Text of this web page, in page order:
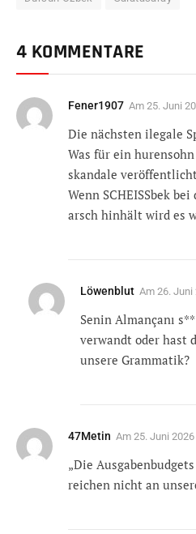
4 KOMMENTARE
Fener1907 Am 25. Juni
Die nächsten ilegale
Was für ein
skandale
Wenn SCHEISSbek
arsch hinhält wird es
Löwenblut Am 26. Juni
Senin Almançanı
verwandt oder hast
unsere Grammatik?
47Metin Am 25. Juni
„Die
reichen nicht an